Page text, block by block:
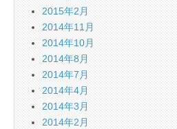
2015年2月
2014年11月
2014年10月
2014年8月
2014年7月
2014年4月
2014年3月
2014年2月